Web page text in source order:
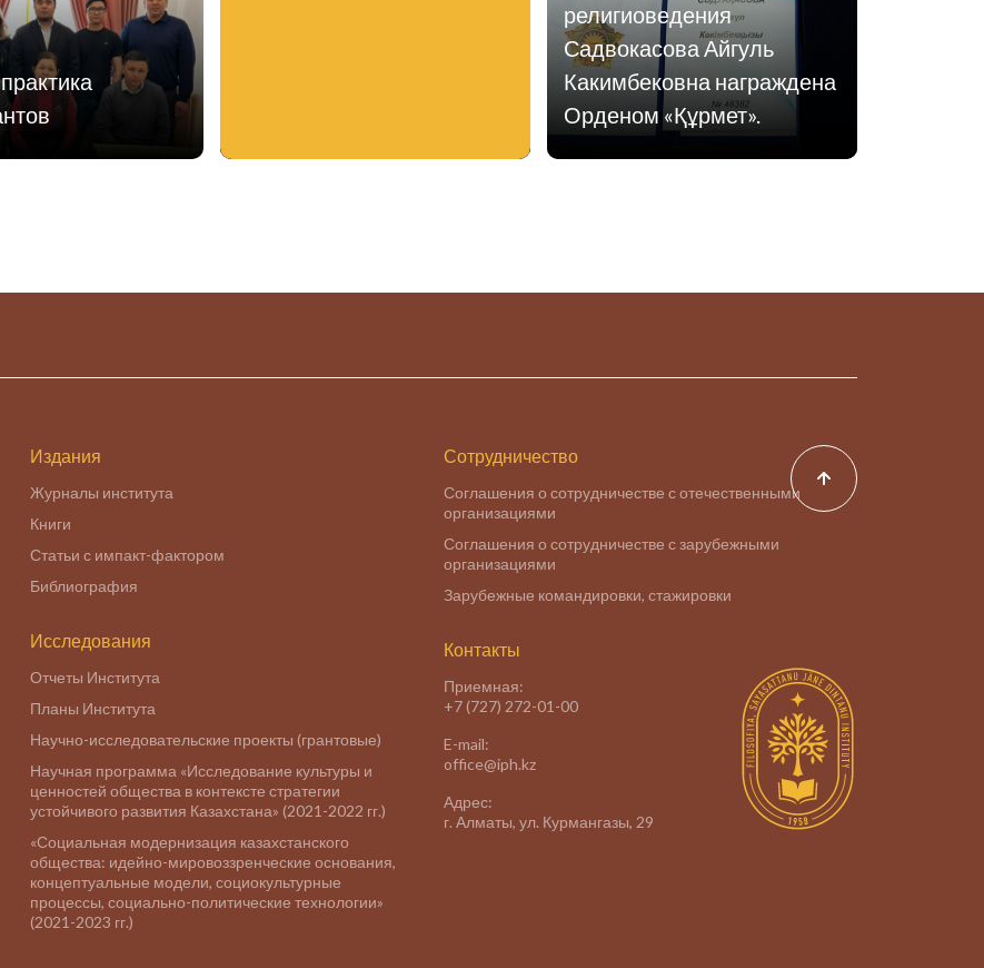
религиоведения
Садвокасова Айгуль
Какимбековна награждена
Орденом «Құрмет».
Издания
Журналы института
Книги
Статьи с импакт-фактором
Библиография
Исследования
Отчеты Института
Планы Института
Научно-исследовательские проекты (грантовые)
Научная программа «Исследование культуры и
ценностей общества в контексте стратегии
устойчивого развития Казахстана» (2021-2022 гг.)
«Социальная модернизация казахстанского
общества: идейно-мировоззренческие основания,
концептуальные модели, социокультурные
процессы, социально-политические технологии»
(2021-2023 гг.)
Сотрудничество
Соглашения о сотрудничестве с отечественными
организациями
Соглашения о сотрудничестве с зарубежными
организациями
Зарубежные командировки, стажировки
Контакты
Приемная:
+7 (727) 272-01-00
E-mail:
office@iph.kz
Адрес:
г. Алматы, ул. Курмангазы, 29